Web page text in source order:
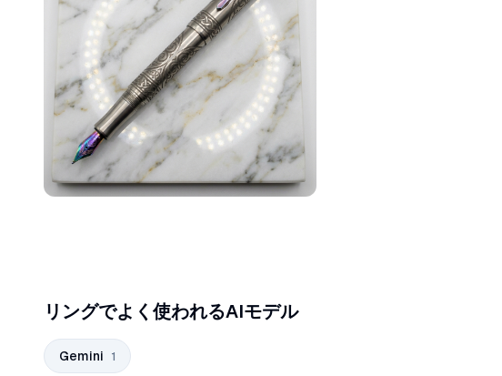
リングでよく使われるAIモデル
Gemini 1